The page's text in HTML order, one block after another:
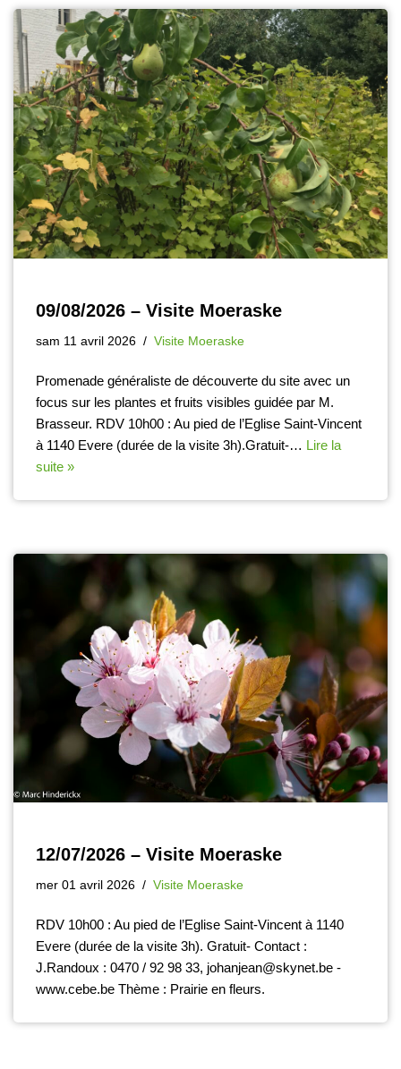
09/08/2026 – Visite Moeraske
sam 11 avril 2026 Visite Moeraske
Promenade généraliste de découverte du site avec un
focus sur les plantes et fruits visibles guidée par M.
Brasseur. RDV 10h00 : Au pied de l’Eglise Saint-Vincent
à 1140 Evere (durée de la visite 3h).Gratuit-… Lire la
suite »
12/07/2026 – Visite Moeraske
mer 01 avril 2026 Visite Moeraske
RDV 10h00 : Au pied de l’Eglise Saint-Vincent à 1140
Evere (durée de la visite 3h). Gratuit- Contact :
J.Randoux : 0470 / 92 98 33, johanjean@skynet.be -
www.cebe.be Thème : Prairie en fleurs.